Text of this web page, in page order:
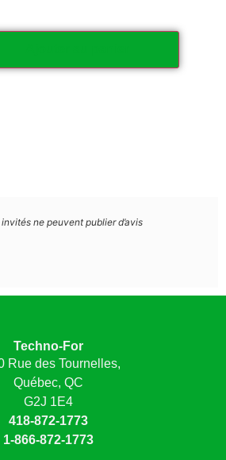
ne peuvent publier d’avis
Techno-For
Rue des Tournelles,
Québec, QC
G2J 1E4
418-872-1773
1-866-872-1773